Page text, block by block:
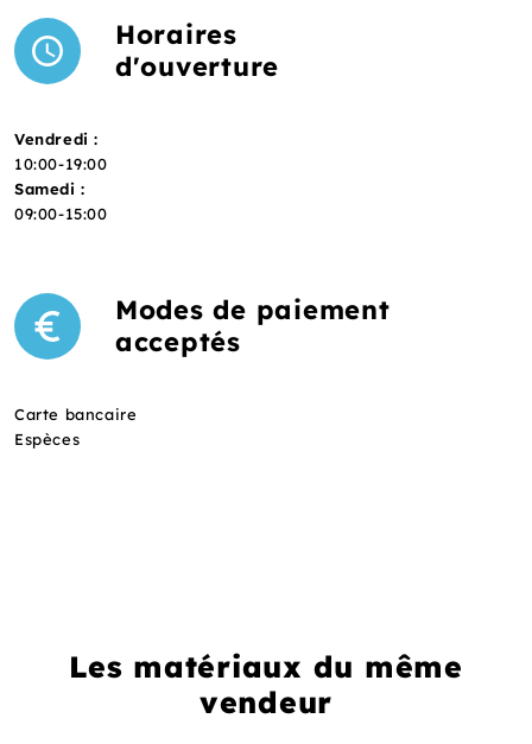
Horaires
d'ouverture
Vendredi :
10:00-19:00
Samedi :
09:00-15:00
Modes de paiement
acceptés
Carte bancaire
Espèces
Les matériaux du même
vendeur